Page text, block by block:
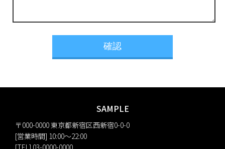
SAMPLE
〒000-0000 東京都新宿区西新宿0-0-0
[営業時間] 10:00〜22:00
[TEL] 03-0000-0000